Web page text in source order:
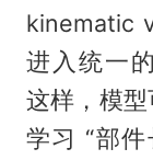
kinematic
进入统一
这样，模
学习 “部